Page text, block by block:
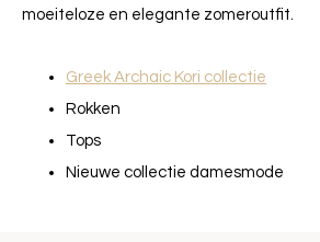
moeiteloze en elegante zomeroutfit.
Greek Archaic Kori collectie
Rokken
Tops
Nieuwe collectie damesmode